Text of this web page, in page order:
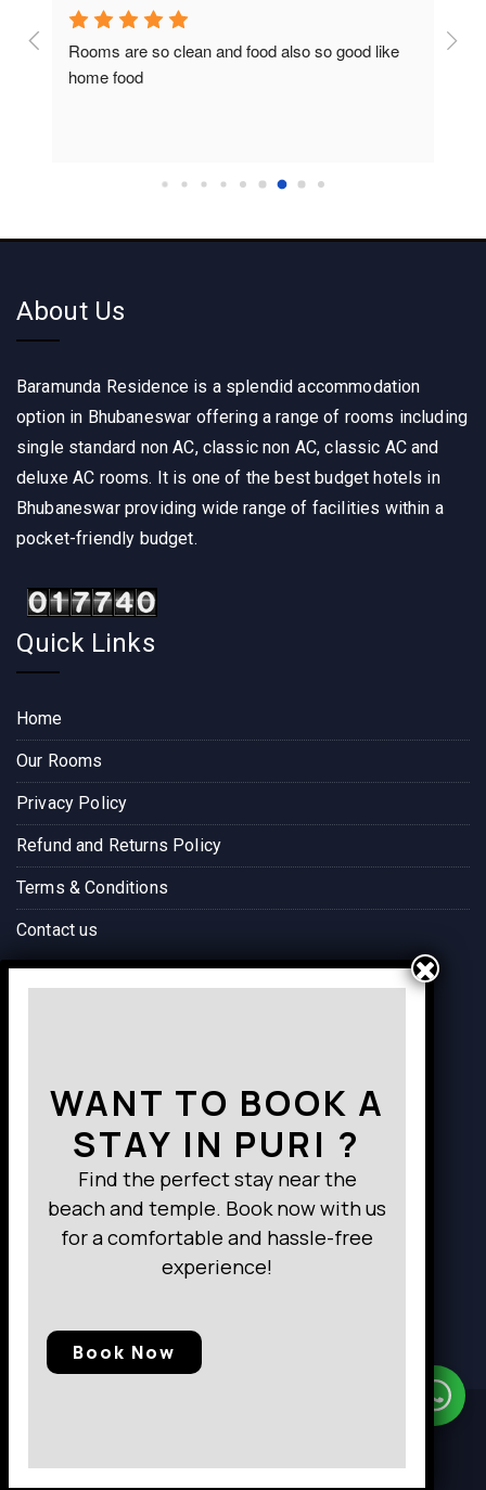
Rooms are so clean and food also so good like
home food
So
About Us
Baramunda Residence is a splendid accommodation
option in Bhubaneswar offering a range of rooms including
single standard non AC, classic non AC, classic AC and
deluxe AC rooms. It is one of the best budget hotels in
Bhubaneswar providing wide range of facilities within a
pocket-friendly budget.
Quick Links
Home
Our Rooms
Privacy Policy
Refund and Returns Policy
Terms & Conditions
Contact us
Way to Destination
WANT TO BOOK A
STAY IN PURI ?
Find the perfect stay near the
beach and temple. Book now with us
for a comfortable and hassle-free
experience!
Book Now